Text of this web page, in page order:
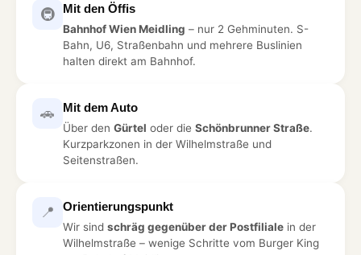
🚇 Mit den Öffis
Bahnhof Wien Meidling – nur 2 Gehminuten. S-
Bahn, U6, Straßenbahn und mehrere Buslinien
halten direkt am Bahnhof.
🚗 Mit dem Auto
Über den Gürtel oder die Schönbrunner Straße.
Kurzparkzonen in der Wilhelmstraße und
Seitenstraßen.
📍 Orientierungspunkt
Wir sind schräg gegenüber der Postfiliale in der
Wilhelmstraße – wenige Schritte vom Burger King